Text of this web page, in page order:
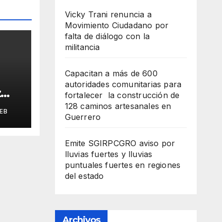
Vicky Trani renuncia a
Movimiento Ciudadano por
falta de diálogo con la
militancia
Capacitan a más de 600
autoridades comunitarias para
fortalecer la construcción de
128 caminos artesanales en
Guerrero
Emite SGIRPCGRO aviso por
lluvias fuertes y lluvias
puntuales fuertes en regiones
del estado